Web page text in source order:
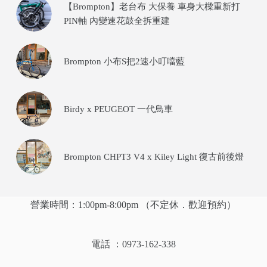
【Brompton】老台布 大保養 車身大樑重新打
PIN軸 內變速花鼓全拆重建
Brompton 小布S把2速小叮噹藍
Birdy x PEUGEOT 一代鳥車
Brompton CHPT3 V4 x Kiley Light 復古前後燈
營業時間：1:00pm-8:00pm （不定休．歡迎預約）
電話 ：0973-162-338